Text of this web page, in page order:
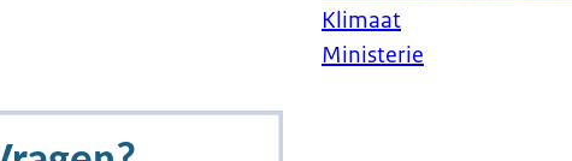
Klimaat
Ministerie